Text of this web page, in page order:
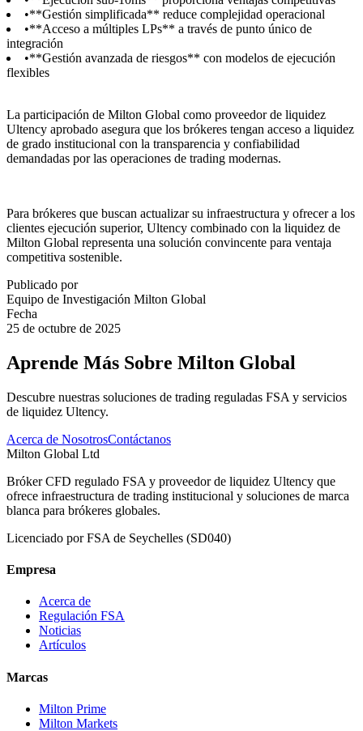
•**Gestión simplificada** reduce complejidad operacional
•**Acceso a múltiples LPs** a través de punto único de
integración
•**Gestión avanzada de riesgos** con modelos de ejecución
flexibles
La participación de Milton Global como proveedor de liquidez
Ultency aprobado asegura que los brókeres tengan acceso a liquidez
de grado institucional con la transparencia y confiabilidad
demandadas por las operaciones de trading modernas.
Para brókeres que buscan actualizar su infraestructura y ofrecer a los
clientes ejecución superior, Ultency combinado con la liquidez de
Milton Global representa una solución convincente para ventaja
competitiva sostenible.
Publicado por
Equipo de Investigación Milton Global
Fecha
25 de octubre de 2025
Aprende Más Sobre Milton Global
Descubre nuestras soluciones de trading reguladas FSA y servicios
de liquidez Ultency.
Acerca de NosotrosContáctanos
Milton Global Ltd
Bróker CFD regulado FSA y proveedor de liquidez Ultency que
ofrece infraestructura de trading institucional y soluciones de marca
blanca para brókeres globales.
Licenciado por FSA de Seychelles (SD040)
Empresa
Acerca de
Regulación FSA
Noticias
Artículos
Marcas
Milton Prime
Milton Markets